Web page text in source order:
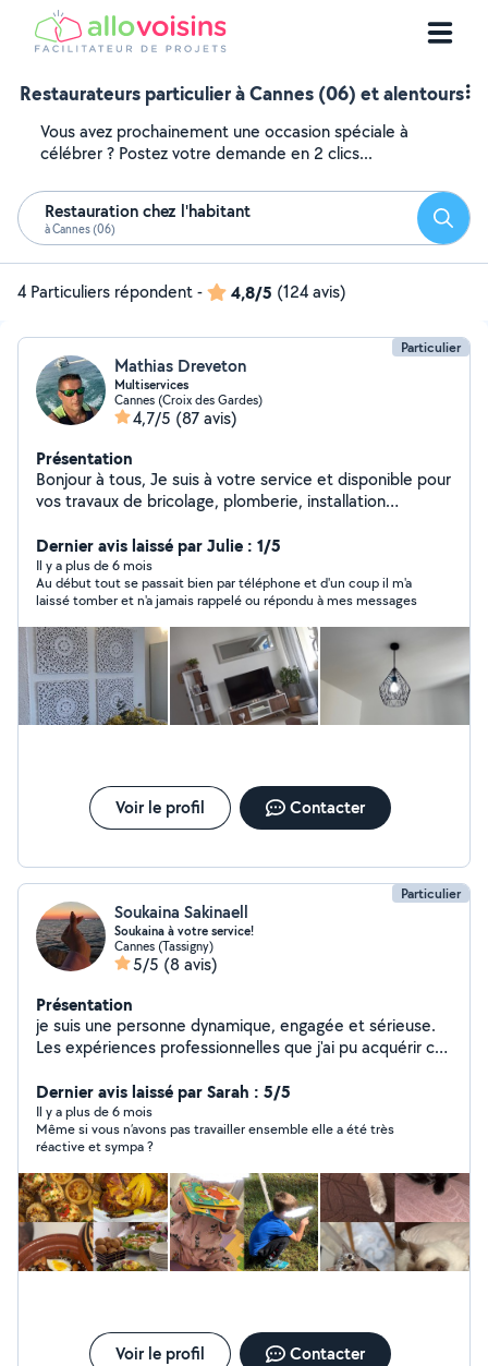
Restaurateurs particulier à Cannes (06) et alentours
Vous avez prochainement une occasion spéciale à
célébrer ? Postez votre demande en 2 clics...
Restauration chez l'habitant
à Cannes (06)
4 Particuliers répondent- 4,8/5 (124 avis)
Particulier
Mathias Dreveton
Multiservices
Cannes (Croix des Gardes)
4,7/5 (87 avis)
Présentation
Bonjour à tous, Je suis à votre service et disponible pour
vos travaux de bricolage, plomberie, installation
et transport de charges lourdes. Après trois maisons
d'expérience, je touche à tout et propose mes services
pour vous rendre service. Au plaisir de vous rencontrer.
Mathias
Dernier avis laissé par Julie : 1/5
Il y a plus de 6 mois
Au début tout se passait bien par téléphone et d'un coup il m'a
laissé tomber et n'a jamais rappelé ou répondu à mes messages
Voir le profil Contacter
Particulier
Soukaina Sakinaell
Soukaina à votre service!
Cannes (Tassigny)
5/5 (8 avis)
Présentation
je suis une personne dynamique, engagée et sérieuse.
Les expériences professionnelles que j'ai pu acquérir ces
efficace et opérationnelle,et vous pourrez compter sur
ma motivation pour la réalisation de toutes les tâches
que vous me confierez. Je m'adapter facilement à la
personnalité de vos enfants. Je serai égalament
disponible pour garder vos chats,chiens vous pouvez
compter sur moi pour faire le travail bien comme il faut
Je suis passionnée de cuisine ,si vous voulez
commander des plats délicieux et healthy n'hésitez pas
à me contactez
Dernier avis laissé par Sarah : 5/5
Il y a plus de 6 mois
Même si vous n’avons pas travailler ensemble elle a été très
réactive et sympa ?
Voir le profil Contacter